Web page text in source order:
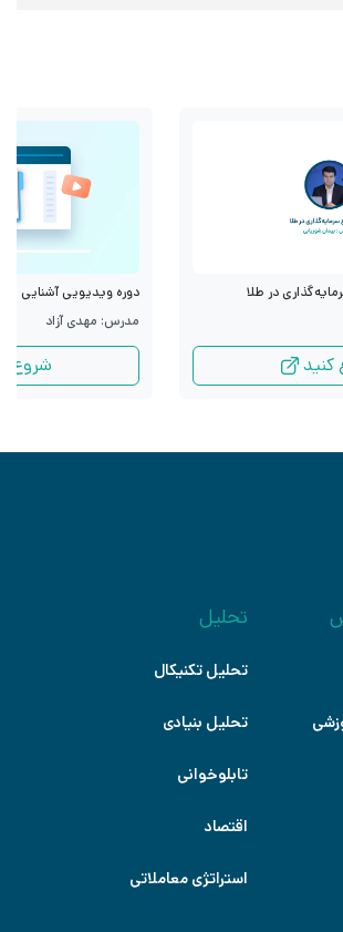
در طلا
کنید
دوره ویدیویی آشنایی با
مدرس: مهدی آزاد
شروع
تحلیل
تحلیل تکنیکال
تحلیل بنیادی
تابلوخوانی
اقتصاد
استراتژی معاملاتی